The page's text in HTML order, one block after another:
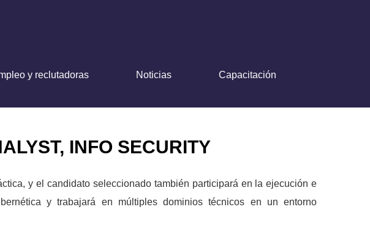
y reclutadoras Noticias Capacitación
INFO SECURITY
y el candidato seleccionado también participará en la ejecución e
y trabajará en múltiples dominios técnicos en un entorno